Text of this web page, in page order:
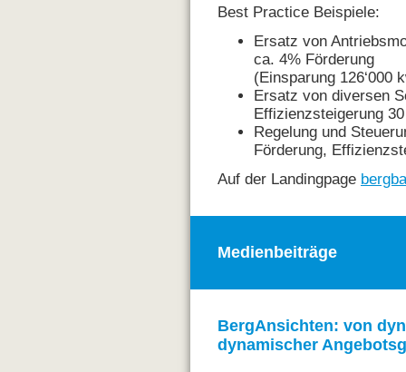
Best Practice Beispiele:
Ersatz von
ca. 4% Förderung
(Einsparung 126‘000
Ersatz von diversen
Effizienzsteigerung
Regelung und
Förderung,
Auf der Landingpage
Medienbeiträge
BergAnsichten: von
dynamischer